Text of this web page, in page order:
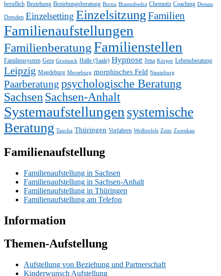
beruflich Beziehung Beziehungsberatung Borna Braunsbedra Chemnitz Coaching Dessau
Dresden Einzelsetting Einzelsitzung Familien
Familienaufstellungen
FamilienberatungFamilienstellen
Familiensystem Gera Groitzsch Halle (Saale) Hypnose Jena Körper Lebensberatung
Leipzig Magdeburg Merseburg morphisches Feld Naumburg
Paarberatung psychologische Beratung
Sachsen Sachsen-Anhalt
Systemaufstellungen systemische
Beratung Taucha Thüringen Vorfahren Weißenfels Zeitz Zwenkau
Familienaufstellung
Familienaufstellung in Sachsen
Familienaufstellung in Sachsen-Anhalt
Familienaufstellung in Thüringen
Familienaufstellung am Telefon
Information
Themen-Aufstellung
Aufstellung von Beziehung und Partnerschaft
Kinderwunsch Aufstellung